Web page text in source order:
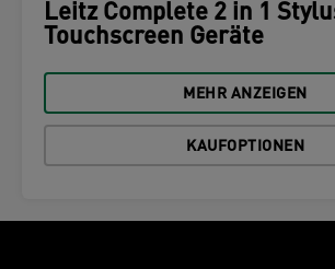
Leitz Complete 2 in 1
Touchscreen Geräte
MEHR ANZEIGEN
KAUFOPTIONEN